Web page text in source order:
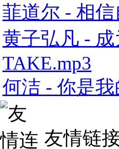
菲道尔 - 相
黄子弘凡 -
TAKE.mp3
何洁 - 你是我
友情链